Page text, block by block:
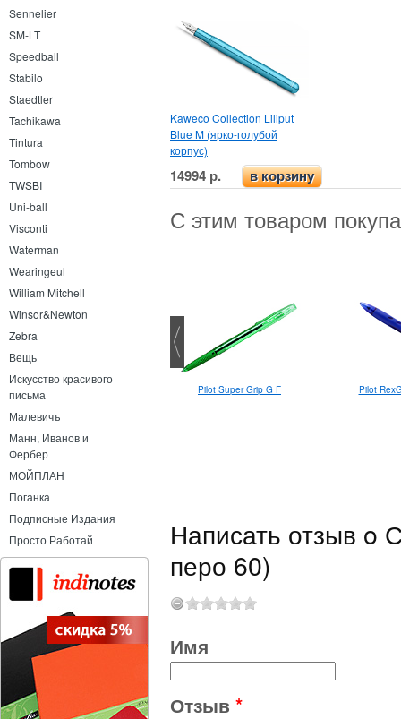
Sennelier
SM-LT
Speedball
Stabilo
Staedtler
Tachikawa
Tintura
Tombow
TWSBI
Uni-ball
Visconti
Waterman
Wearingeul
William Mitchell
Winsor&Newton
Zebra
Вещь
Искусство красивого
письма
Малевичъ
Манн, Иванов и
Фербер
МОЙПЛАН
Поганка
Подписные Издания
Просто Работай
Kaweco Collection Liliput
Blue M (ярко-голубой
корпус)
14994 р. в корзину
С этим товаром
Lamy Studio F Pilot Super Grip G F Pilot
Написать отзыв o
перо 60)
Имя
Отзыв *